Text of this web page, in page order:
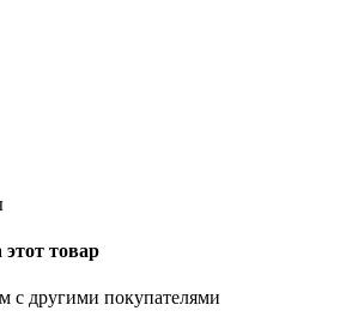
товар
с другими покупателями